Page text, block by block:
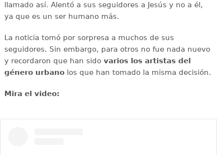
llamado así. Alentó a sus seguidores a Jesús y no a él,
ya que es un ser humano más.
La noticia tomó por sorpresa a muchos de sus
seguidores. Sin embargo, para otros no fue nada nuevo
y recordaron que han sido varios los artistas del
género urbanolos que han tomado la misma decisión.
Mira el video: